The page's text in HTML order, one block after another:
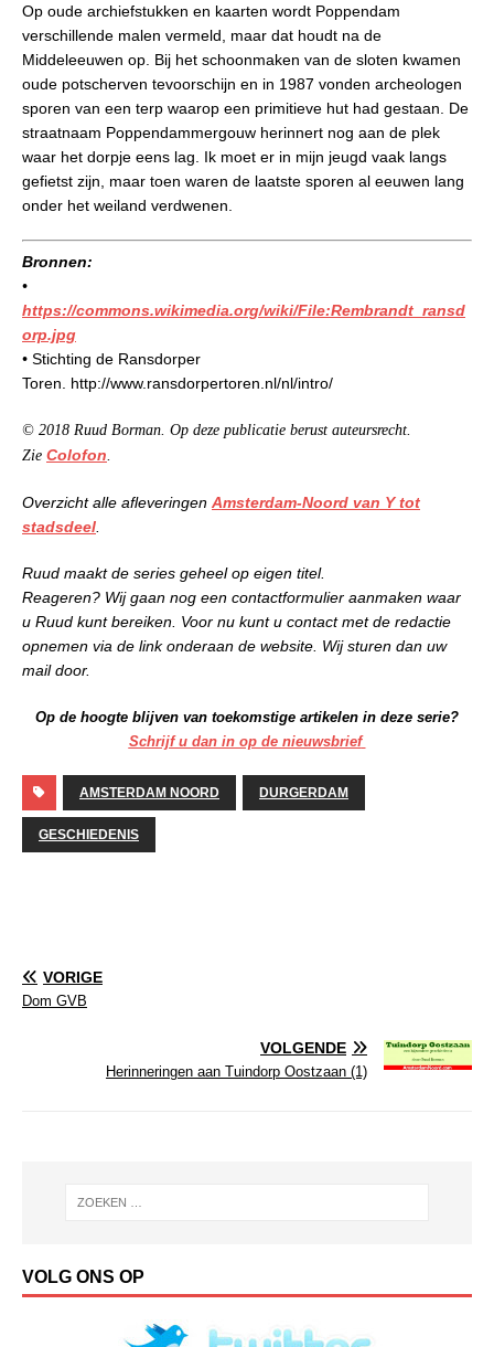
Op oude archiefstukken en kaarten wordt Poppendam
verschillende malen vermeld, maar dat houdt na de
Middeleeuwen op. Bij het schoonmaken van de sloten kwamen
oude potscherven tevoorschijn en in 1987 vonden archeologen
sporen van een terp waarop een primitieve hut had gestaan. De
straatnaam Poppendammergouw herinnert nog aan de plek
waar het dorpje eens lag. Ik moet er in mijn jeugd vaak langs
gefietst zijn, maar toen waren de laatste sporen al eeuwen lang
onder het weiland verdwenen.
Bronnen:
•
https://commons.wikimedia.org/wiki/File:Rembrandt_ransd
orp.jpg
• Stichting de Ransdorper
Toren. http://www.ransdorpertoren.nl/nl/intro/
© 2018 Ruud Borman. Op deze publicatie berust auteursrecht.
Zie Colofon
Overzicht alle afleveringen Amsterdam-Noord van Y tot
stadsdeel
Ruud maakt de series geheel op eigen titel.
Reageren? Wij gaan nog een contactformulier aanmaken waar
u Ruud kunt bereiken. Voor nu kunt u contact met de redactie
opnemen via de link onderaan de website. Wij sturen dan uw
mail door.
Op de hoogte blijven van toekomstige artikelen in deze serie?
Schrijf u dan in op de nieuwsbrief
AMSTERDAM NOORD DURGERDAM
GESCHIEDENIS
VORIGE
Dom GVB
VOLGENDE
Herinneringen aan Tuindorp Oostzaan (1)
VOLG ONS OP